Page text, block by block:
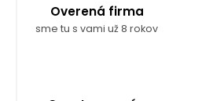
Overená firma
sme tu s vami už 8 rokov